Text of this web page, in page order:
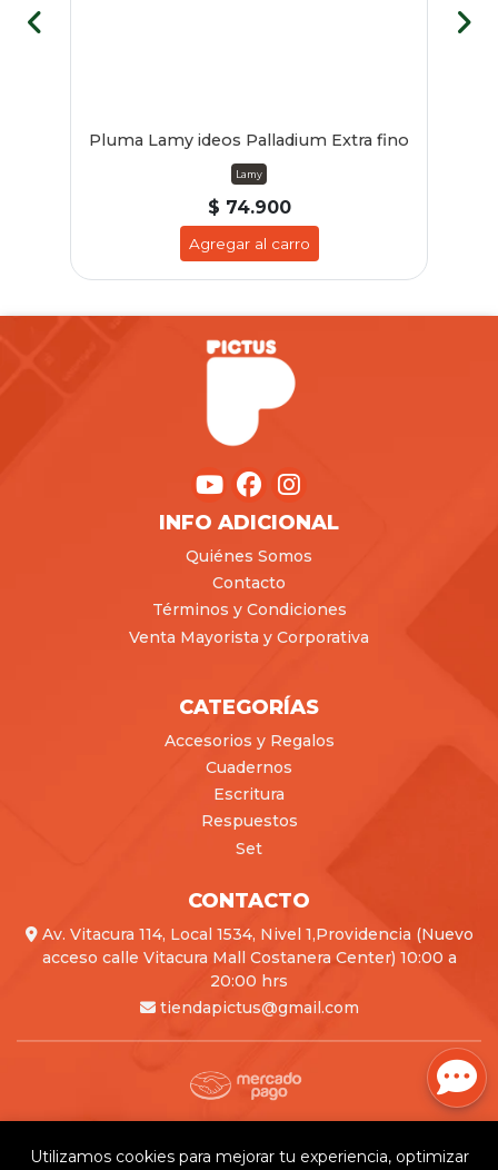
Pluma Lamy ideos Palladium Extra fino
Lamy
$ 74.900
Agregar al carro
INFO ADICIONAL
Quiénes Somos
Contacto
Términos y Condiciones
Venta Mayorista y Corporativa
CATEGORÍAS
Accesorios y Regalos
Cuadernos
Escritura
Respuestos
Set
CONTACTO
Av. Vitacura 114, Local 1534, Nivel 1,Providencia (Nuevo
acceso calle Vitacura Mall Costanera Center) 10:00 a
20:00 hrs
tiendapictus@gmail.com
Creado porBsale
Utilizamos cookies para mejorar tu experiencia, optimizar